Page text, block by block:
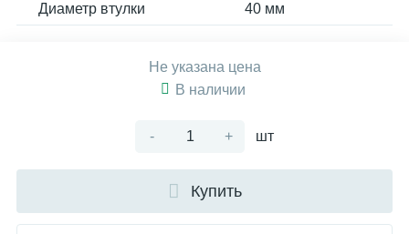
Диаметр втулки 40 мм
Не указана цена
В наличии
- + шт
Купить